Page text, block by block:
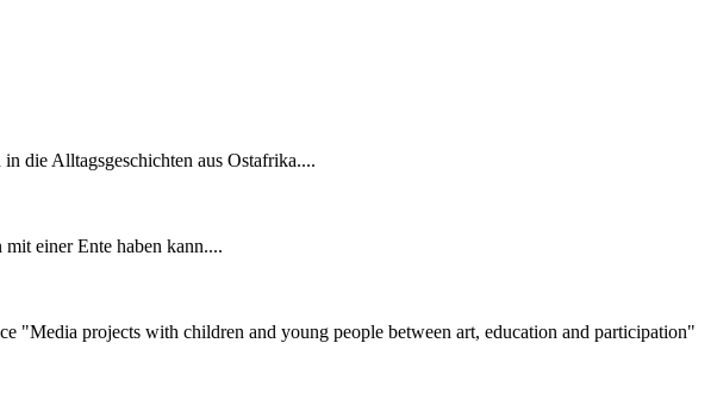
die Alltagsgeschichten aus Ostafrika....
einer Ente haben kann....
"Media projects with children and young people between art, education and participation"